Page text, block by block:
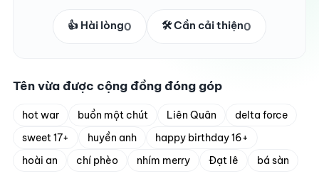
👍 Hài lòng0 🛠️ Cần cải thiện0
Tên vừa được cộng đồng đóng góp
hot war buồn một chút Liên Quân
delta force
sweet 17+
huyền anh
happy birthday 16+
hoài an
chí phèo nhím merry Đạt lê bá sàn